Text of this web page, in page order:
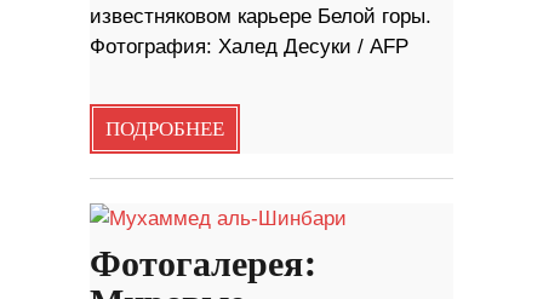
известняковом карьере Белой горы.
Фотография: Халед Десуки / AFP
ПОДРОБНЕЕ
Фотогалерея: